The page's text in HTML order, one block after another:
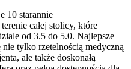
10 starannie
całej stolicy, które
od 3.5 do 5.0. Najlepsze
tylko rzetelnością medyczną
ale także doskonałą